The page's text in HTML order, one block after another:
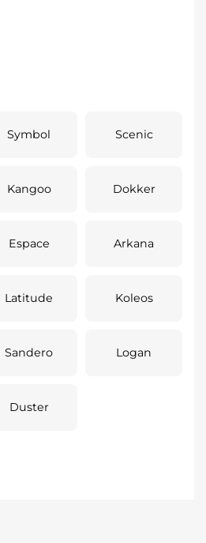
Symbol Scenic
Kangoo Dokker
Espace Arkana
Latitude Koleos
Sandero Logan
Duster